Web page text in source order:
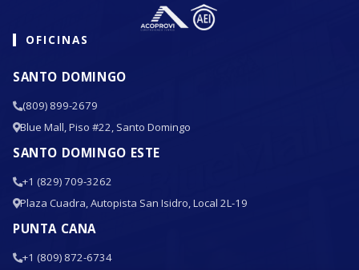
OFICINAS
SANTO DOMINGO
(809) 899-2679
Blue Mall, Piso #22, Santo Domingo
SANTO DOMINGO ESTE
+1 (829) 709-3262
Plaza Cuadra, Autopista San Isidro, Local 2L-19
PUNTA CANA
+1 (809) 872-6734